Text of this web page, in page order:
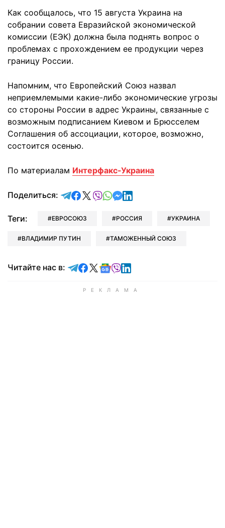
Как сообщалось, что 15 августа Украина на
собрании совета Евразийской экономической
комиссии (ЕЭК) должна была поднять вопрос о
проблемах с прохождением ее продукции через
границу России.
Напомним, что Европейский Союз назвал
неприемлемыми какие-либо экономические угрозы
со стороны России в адрес Украины, связанные с
возможным подписанием Киевом и Брюсселем
Соглашения об ассоциации, которое, возможно,
состоится осенью.
По материалам Интерфакс-Украина
Поделиться: отправить в Telegram
поделиться в Facebook
поделиться в X
отправить в Viber
отправить в Whatsapp
отправить в Messenger
отправить в LinkedIn
Теги: ЕВРОСОЮЗ РОССИЯ УКРАИНА
ВЛАДИМИР ПУТИН ТАМОЖЕННЫЙ СОЮЗ
Читайте нас в: Читайте в Telegram
Читайте в Facebook
Читайте в X
Читайте в Google news
Читайте в Viber
Читайте в LinkedIn